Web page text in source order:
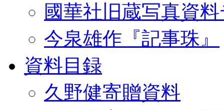
國華社旧蔵写真資
今泉雄作『記事珠』
資料目録
久野健寄贈資料